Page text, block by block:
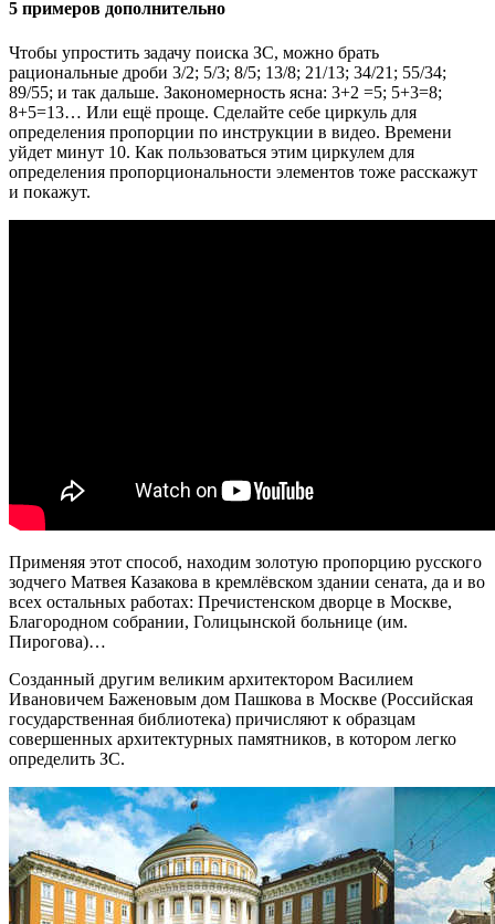
5 примеров дополнительно
Чтобы упростить задачу поиска ЗС, можно брать
рациональные дроби 3/2; 5/3; 8/5; 13/8; 21/13; 34/21; 55/34;
89/55; и так дальше. Закономерность ясна: 3+2 =5; 5+3=8;
8+5=13… Или ещё проще. Сделайте себе циркуль для
определения пропорции по инструкции в видео. Времени
уйдет минут 10. Как пользоваться этим циркулем для
определения пропорциональности элементов тоже расскажут
и покажут.
Применяя этот способ, находим золотую пропорцию русского
зодчего Матвея Казакова в кремлёвском здании сената, да и во
всех остальных работах: Пречистенском дворце в Москве,
Благородном собрании, Голицынской больнице (им.
Пирогова)…
Созданный другим великим архитектором Василием
Ивановичем Баженовым дом Пашкова в Москве (Российская
государственная библиотека) причисляют к образцам
совершенных архитектурных памятников, в котором легко
определить ЗС.